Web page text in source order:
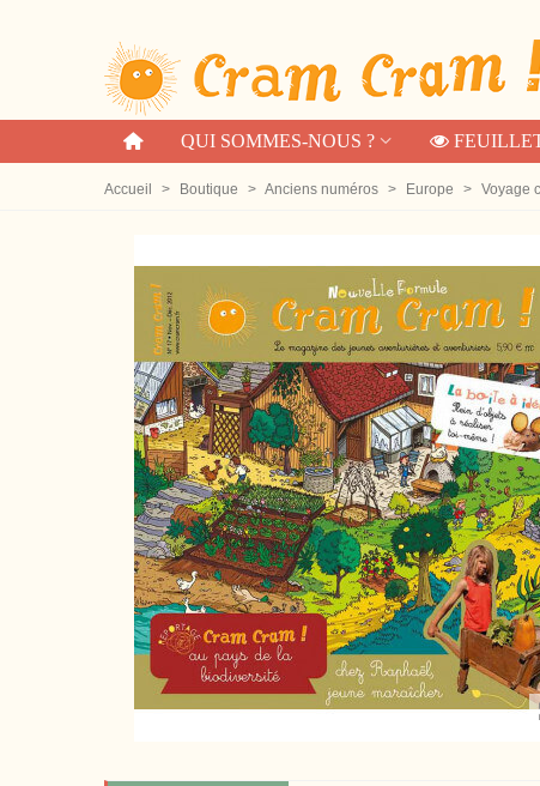
QUI SOMMES-NOUS ?
Accueil > Boutique > Anciens numéros > Europe > Voyage